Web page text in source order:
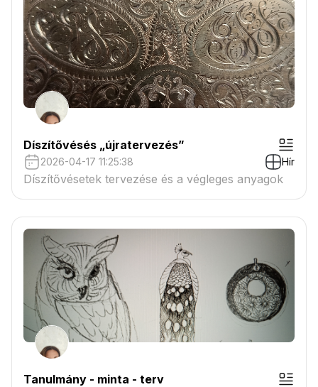
Díszítővésés „újratervezés”
2026-04-17 11:25:38 Hír
Díszítővésetek tervezése és a végleges anyagok
Tanulmány - minta - terv